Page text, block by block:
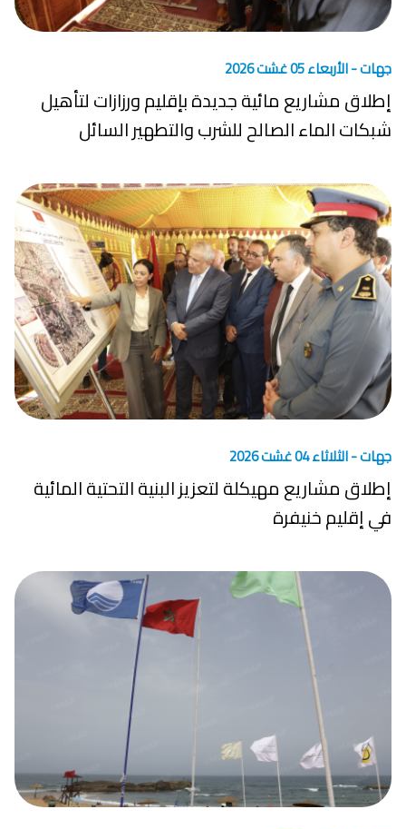
جهات -الأربعاء 05 غشت 2026
إطلاق مشاريع مائية جديدة بإقليم ورزازات لتأهيل
شبكات الماء الصالح للشرب والتطهير السائل
جهات -الثلاثاء 04 غشت 2026
إطلاق مشاريع مهيكلة لتعزيز البنية التحتية المائية
في إقليم خنيفرة